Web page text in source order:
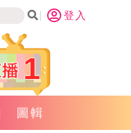
登入
1
圖輯